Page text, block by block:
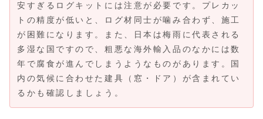
安すぎるログキットには注意が必要です。プレカッ
トの精度が低いと、ログ材同士が噛み合わず、施工
が困難になります。また、日本は梅雨に代表される
多湿な国ですので、粗悪な海外輸入品のなかには数
年で腐食が進んでしまうようなものがあります。国
内の気候に合わせた建具（窓・ドア）が含まれてい
るかも確認しましょう。